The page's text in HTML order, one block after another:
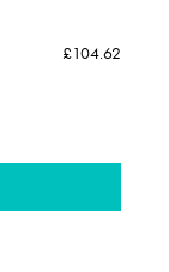
£104.62